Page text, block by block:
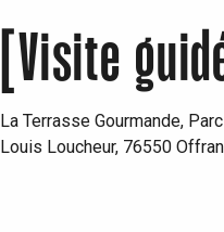
Rouen
[Visite
La Terrasse Gourmande,
Louis Loucheur, 76550